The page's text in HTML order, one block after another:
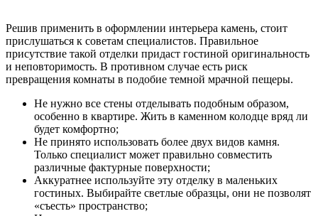
Решив применить в оформлении интерьера камень, стоит
прислушаться к советам специалистов. Правильное
присутствие такой отделки придаст гостиной оригинальность
и неповторимость. В противном случае есть риск
превращения комнаты в подобие темной мрачной пещеры.
Не нужно все стены отделывать подобным образом,
особенно в квартире. Жить в каменном колодце вряд ли
будет комфортно;
Не принято использовать более двух видов камня.
Только специалист может правильно совместить
различные фактурные поверхности;
Аккуратнее используйте эту отделку в маленьких
гостиных. Выбирайте светлые образцы, они не позволят
«съесть» пространство;